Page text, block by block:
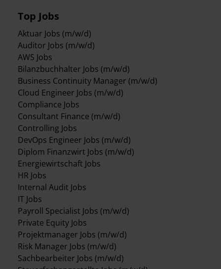
Top Jobs
Aktuar Jobs (m/w/d)
Auditor Jobs (m/w/d)
AWS Jobs
Bilanzbuchhalter Jobs (m/w/d)
Business Continuity Manager (m/w/d)
Cloud Engineer Jobs (m/w/d)
Compliance Jobs
Consultant Finance (m/w/d)
Controlling Jobs
DevOps Engineer Jobs (m/w/d)
Diplom Finanzwirt Jobs (m/w/d)
Energiewirtschaft Jobs
HR Jobs
Internal Audit Jobs
IT Jobs
Payroll Specialist Jobs (m/w/d)
Private Equity Jobs
Projektmanager Jobs (m/w/d)
Risk Manager Jobs (m/w/d)
Sachbearbeiter Jobs (m/w/d)